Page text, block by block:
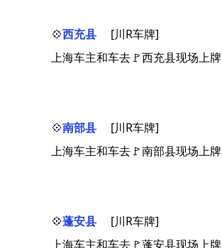
💠西充县
[川R车牌]
上海车主和车去🚩西充县现场上牌
💠南部县
[川R车牌]
上海车主和车去🚩南部县现场上牌
💠蓬安县
[川R车牌]
上海车主和车去🚩蓬安县现场上牌